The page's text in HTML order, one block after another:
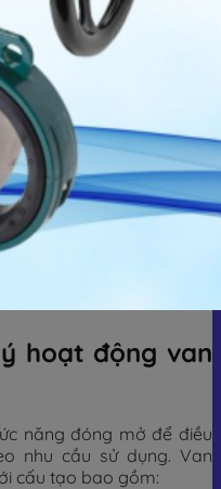
hoạt động van
năng đóng mở để điều
nhu cầu sử dụng. Van
cấu tạo bao gồm: